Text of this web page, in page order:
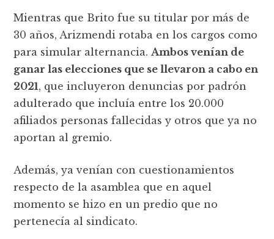
Mientras que Brito fue su titular por más de
30 años, Arizmendi rotaba en los cargos como
para simular alternancia. Ambos venían de
ganar las elecciones que se llevaron a cabo en
2021, que incluyeron denuncias por padrón
adulterado que incluía entre los 20.000
afiliados personas fallecidas y otros que ya no
aportan al gremio.
Además, ya venían con cuestionamientos
respecto de la asamblea que en aquel
momento se hizo en un predio que no
pertenecía al sindicato.